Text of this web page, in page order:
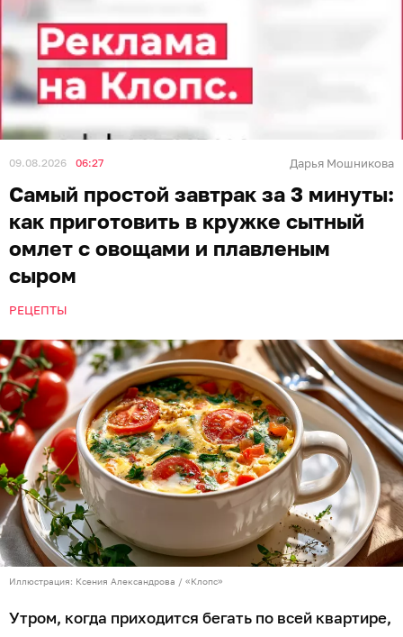
09.08.2026 06:27 Дарья Мошникова
Самый простой завтрак за 3 минуты:
как приготовить в кружке сытный
омлет с овощами и плавленым
сыром
РЕЦЕПТЫ
Иллюстрация: Ксения Александрова / «Клопс»
Утром, когда приходится бегать по всей квартире,